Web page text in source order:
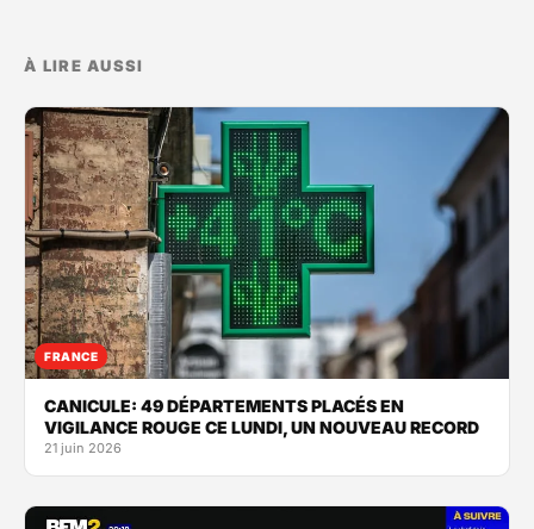
À LIRE AUSSI
FRANCE
CANICULE: 49 DÉPARTEMENTS PLACÉS EN
VIGILANCE ROUGE CE LUNDI, UN NOUVEAU RECORD
21 juin 2026